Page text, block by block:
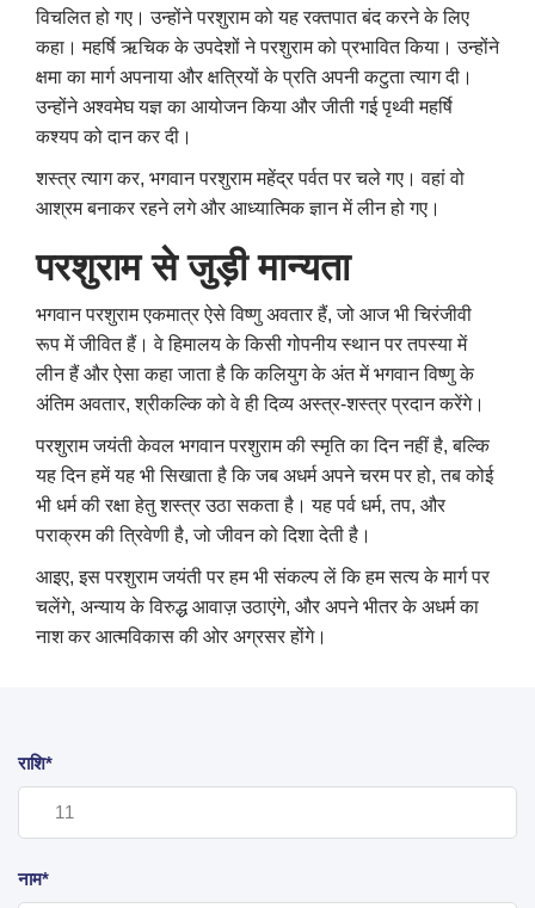
विचलित हो गए। उन्होंने परशुराम को यह रक्तपात बंद करने के लिए
कहा। महर्षि ऋचिक के उपदेशों ने परशुराम को प्रभावित किया। उन्होंने
क्षमा का मार्ग अपनाया और क्षत्रियों के प्रति अपनी कटुता त्याग दी।
उन्होंने अश्वमेघ यज्ञ का आयोजन किया और जीती गई पृथ्वी महर्षि
कश्यप को दान कर दी।
शस्त्र त्याग कर, भगवान परशुराम महेंद्र पर्वत पर चले गए। वहां वो
आश्रम बनाकर रहने लगे और आध्यात्मिक ज्ञान में लीन हो गए।
परशुराम से जुड़ी मान्यता
भगवान परशुराम एकमात्र ऐसे विष्णु अवतार हैं,जो आज भी चिरंजीवी
रूप में जीवित हैं। वे हिमालय के किसी गोपनीय स्थान पर तपस्या में
लीन हैं और ऐसा कहा जाता है कि कलियुग के अंत में भगवान विष्णु के
अंतिम अवतार,श्रीकल्कि को वे ही दिव्य अस्त्र-शस्त्र प्रदान करेंगे।
परशुराम जयंती केवल भगवान परशुराम की स्मृति का दिन नहीं है,बल्कि
यह दिन हमें यह भी सिखाता है कि जब अधर्म अपने चरम पर हो,तब कोई
भी धर्म की रक्षा हेतु शस्त्र उठा सकता है। यह पर्व धर्म,तप, और
पराक्रम की त्रिवेणी है,जो जीवन को दिशा देती है।
आइए,इस परशुराम जयंती पर हम भी संकल्प लें कि हम सत्य के मार्ग पर
चलेंगे, अन्याय के विरुद्ध आवाज़ उठाएंगे, और अपने भीतर के अधर्म का
नाश कर आत्मविकास की ओर अग्रसर होंगे।
राशि*
नाम*